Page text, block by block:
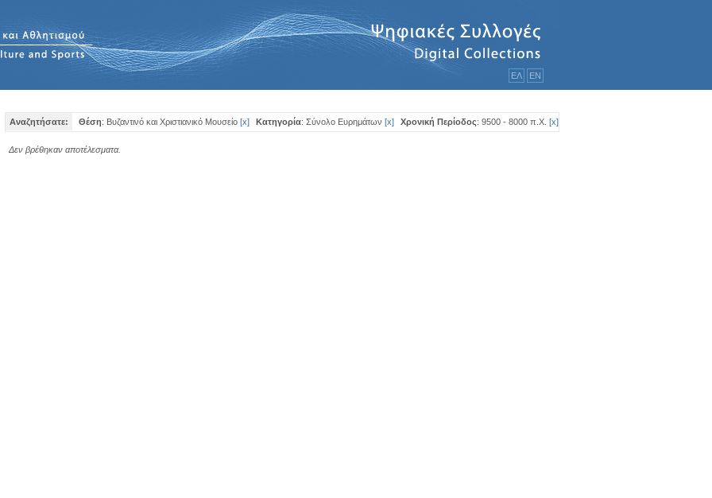
ΕΛ ΕΝ
Αναζητήσατε: Θέση: Βυζαντινό και Χριστιανικό Μουσείο [x] Κατηγορία: Σύνολο Ευρημάτων [x] Χρονική Περίοδος: 9500 - 8000 π.Χ. [x]
Δεν βρέθηκαν αποτέλεσματα.